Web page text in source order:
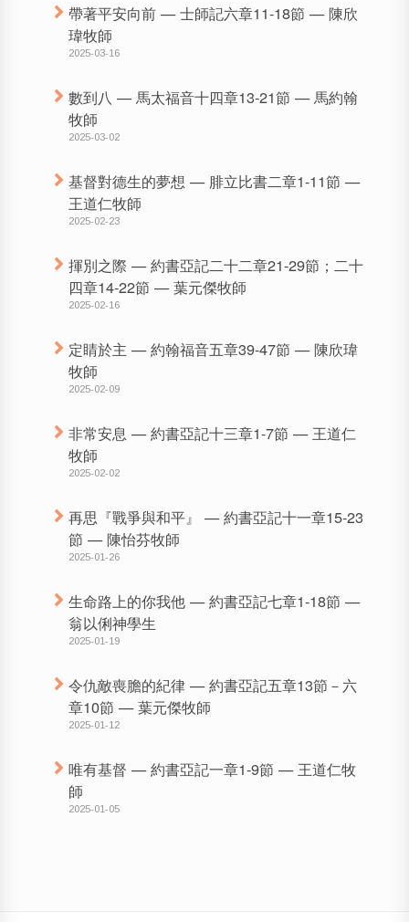
帶著平安向前 — 士師記六章11-18節 — 陳欣
瑋牧師
2025-03-16
數到八 — 馬太福音十四章13-21節 — 馬約翰
牧師
2025-03-02
基督對德生的夢想 — 腓立比書二章1-11節 —
王道仁牧師
2025-02-23
揮別之際 — 約書亞記二十二章21-29節；二十
四章14-22節 — 葉元傑牧師
2025-02-16
定睛於主 — 約翰福音五章39-47節 — 陳欣瑋
牧師
2025-02-09
非常安息 — 約書亞記十三章1-7節 — 王道仁
牧師
2025-02-02
再思『戰爭與和平』 — 約書亞記十一章15-23
節 — 陳怡芬牧師
2025-01-26
生命路上的你我他 — 約書亞記七章1-18節 —
翁以俐神學生
2025-01-19
令仇敵喪膽的紀律 — 約書亞記五章13節－六
章10節 — 葉元傑牧師
2025-01-12
唯有基督 — 約書亞記一章1-9節 — 王道仁牧
師
2025-01-05